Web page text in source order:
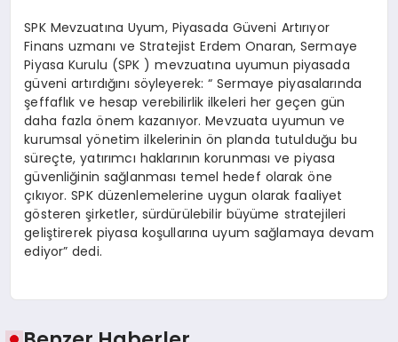
SPK Mevzuatına Uyum, Piyasada Güveni Artırıyor
Finans uzmanı ve Stratejist Erdem Onaran, Sermaye
Piyasa Kurulu (SPK ) mevzuatına uyumun piyasada
güveni artırdığını söyleyerek: “ Sermaye piyasalarında
şeffaflık ve hesap verebilirlik ilkeleri her geçen gün
daha fazla önem kazanıyor. Mevzuata uyumun ve
kurumsal yönetim ilkelerinin ön planda tutulduğu bu
süreçte, yatırımcı haklarının korunması ve piyasa
güvenliğinin sağlanması temel hedef olarak öne
çıkıyor. SPK düzenlemelerine uygun olarak faaliyet
gösteren şirketler, sürdürülebilir büyüme stratejileri
geliştirerek piyasa koşullarına uyum sağlamaya devam
ediyor” dedi.